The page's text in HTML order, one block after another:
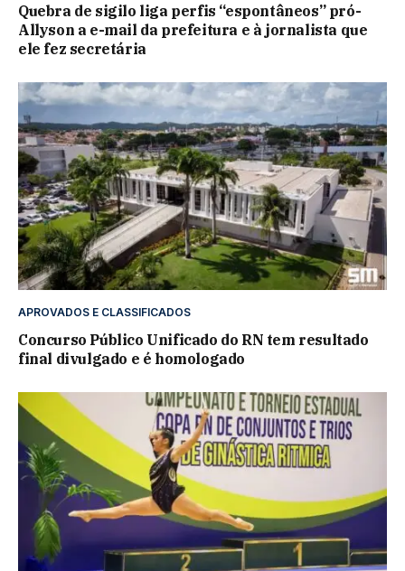
Quebra de sigilo liga perfis “espontâneos” pró-
Allyson a e-mail da prefeitura e à jornalista que
ele fez secretária
APROVADOS E CLASSIFICADOS
Concurso Público Unificado do RN tem resultado
final divulgado e é homologado